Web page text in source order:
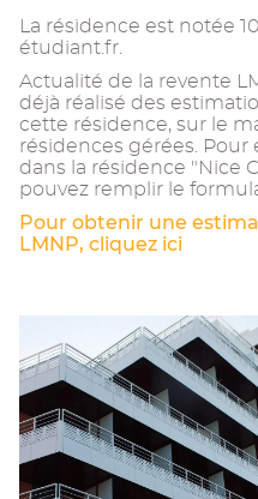
La résidence est notée
étudiant.fr.
Actualité de la revente
déjà réalisé des
cette résidence, sur le
résidences gérées. Pour
dans la résidence "Nice
pouvez remplir le
Pour obtenir une
LMNP, cliquez ici